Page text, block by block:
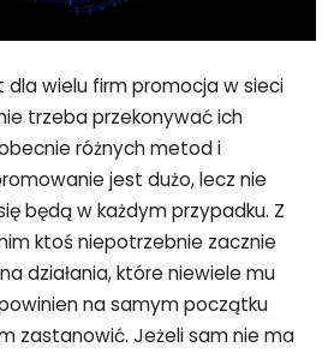
dla wielu firm promocja w sieci
trzeba przekonywać ich
różnych metod i
jest dużo, lecz nie
będą w każdym przypadku. Z
ktoś niepotrzebnie zacznie
działania, które niewiele mu
na samym początku
zastanowić. Jeżeli sam nie ma